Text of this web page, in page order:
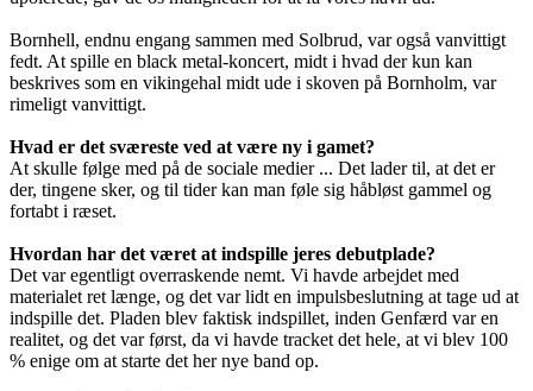
Bornhell, endnu engang sammen med Solbrud, var også vanvittigt
fedt. At spille en black metal-koncert, midt i hvad der kun kan
beskrives som en vikingehal midt ude i skoven på Bornholm, var
rimeligt vanvittigt.
Hvad er det sværeste ved at være ny i gamet?
At skulle følge med på de sociale medier ... Det lader til, at det er
der, tingene sker, og til tider kan man føle sig håbløst gammel og
fortabt i ræset.
Hvordan har det været at indspille jeres debutplade?
Det var egentligt overraskende nemt. Vi havde arbejdet med
materialet ret længe, og det var lidt en impulsbeslutning at tage ud at
indspille det. Pladen blev faktisk indspillet, inden Genfærd var en
realitet, og det var først, da vi havde tracket det hele, at vi blev 100
% enige om at starte det her nye band op.